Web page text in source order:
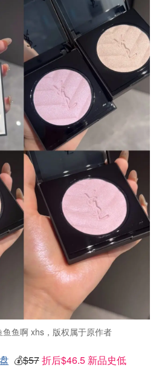
鱼鱼啊 xhs，版权属于原作者
💰$57折后$46.5 新品史低